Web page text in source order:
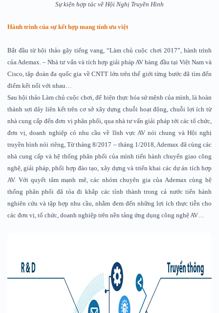
Sự kiện hợp tác về Hội Nghị Truyền Hình
Hành trình của sự kết hợp mang tính ưu việt
Bắt đầu từ hội thảo gây tiếng vang, “Làm chủ cuộc chơi 2017”, hành trình
của Ademax. – Nhà tư vấn và tích hợp giải pháp AV hàng đầu tại Việt Nam và
Cisco, tập đoàn đa quốc gia về CNTT lớn trên thế giới từng bước đã tìm đến
điểm kết nối với nhau…
Sau hội thảo Làm chủ cuộc chơi, để hiện thực hóa sứ mệnh của mình, là hoàn
thành sợi dây liên kết trên cơ sở xây dựng chuỗi hoạt động, chuỗi lợi ích từ
nhà cung cấp đến đơn vị phân phối, qua nhà tư vấn giải pháp tới các tổ chức,
đơn vị, doanh nghiệp có nhu cầu về lĩnh vực AV nói chung và Hội nghị
truyền hình nói riêng, Từ tháng 8/2017 – tháng 1/2018, Ademax đã cùng các
nhà cung cấp và hệ thống phân phối của mình tiến hành chuyển giao công
nghệ, giải pháp, phối hợp đào tạo, xây dựng và triển khai các dự án tích hợp
AV. Với quyết tâm mạnh mẽ, các nhóm chuyên gia của Ademax cùng hệ
thống phân phối đã tỏa đi khắp các tỉnh thành trong cả nước tiến hành
nghiên cứu và tập hợp nhu cầu, nhằm đem đến những lợi ích thực tiễn cho
các đơn vị, tổ chức, doanh nghiệp trên nền tảng ứng dụng công nghệ AV…